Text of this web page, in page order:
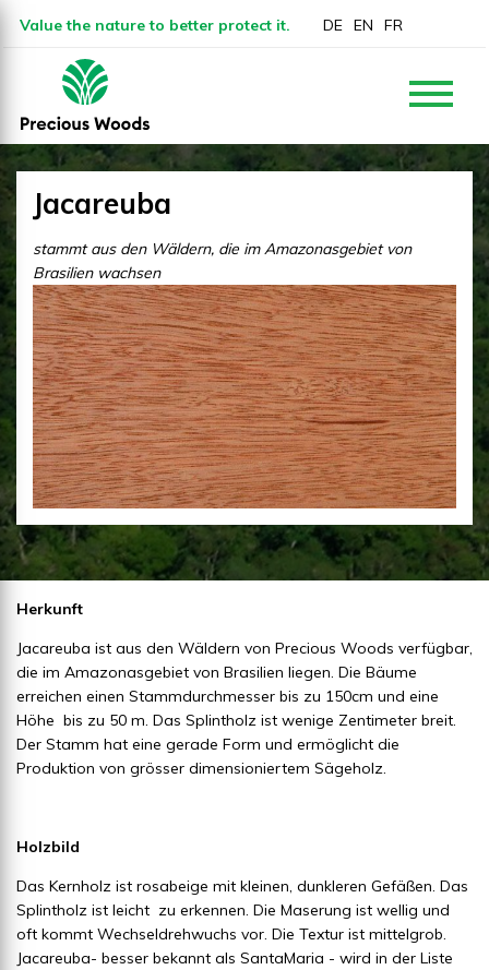
Value the nature to better protect it. DE EN FR
Jacareuba
stammt aus den Wäldern, die im Amazonasgebiet von
Brasilien wachsen
Herkunft
Jacareuba ist aus den Wäldern von Precious Woods verfügbar,
die im Amazonasgebiet von Brasilien liegen. Die Bäume
erreichen einen Stammdurchmesser bis zu 150cm und eine
Höhe bis zu 50 m. Das Splintholz ist wenige Zentimeter breit.
Der Stamm hat eine gerade Form und ermöglicht die
Produktion von grösser dimensioniertem Sägeholz.
Holzbild
Das Kernholz ist rosabeige mit kleinen, dunkleren Gefäßen. Das
Splintholz ist leicht zu erkennen. Die Maserung ist wellig und
oft kommt Wechseldrehwuchs vor. Die Textur ist mittelgrob.
Jacareuba- besser bekannt als SantaMaria - wird in der Liste